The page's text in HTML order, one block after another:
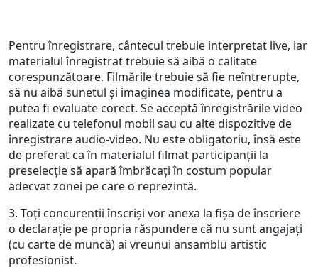
Pentru înregistrare, cântecul trebuie interpretat live, iar
materialul înregistrat trebuie să aibă o calitate
corespunzătoare. Filmările trebuie să fie neîntrerupte,
să nu aibă sunetul și imaginea modificate, pentru a
putea fi evaluate corect. Se acceptă înregistrările video
realizate cu telefonul mobil sau cu alte dispozitive de
înregistrare audio-video. Nu este obligatoriu, însă este
de preferat ca în materialul filmat participanții la
preselecție să apară îmbrăcați în costum popular
adecvat zonei pe care o reprezintă.
3. Toţi concurenţii înscrişi vor anexa la fişa de înscriere
o declaraţie pe propria răspundere că nu sunt angajaţi
(cu carte de muncă) ai vreunui ansamblu artistic
profesionist.